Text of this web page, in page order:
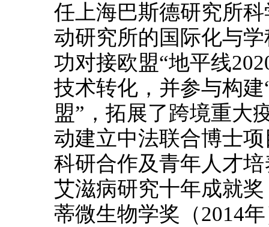
任上海巴斯德研究所
动研究所的国际化与
功对接欧盟“地平线
技术转化，并参与构
盟”，拓展了跨境重大
动建立中法联合博士
科研合作及青年人才
艾滋病研究十年成就
蒂微生物学奖（2014